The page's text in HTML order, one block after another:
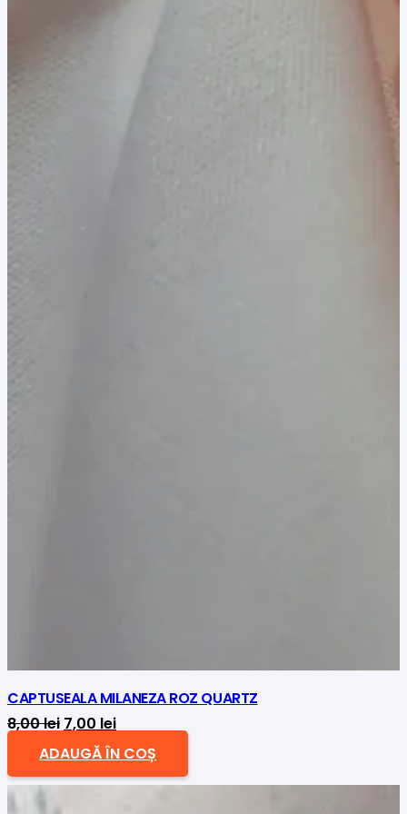
CAPTUSEALA MILANEZA ROZ QUARTZ
8,00lei Prețul
inițial
a
7,00 leiPrețul
curent
este:
ADAUGĂ ÎN COȘ